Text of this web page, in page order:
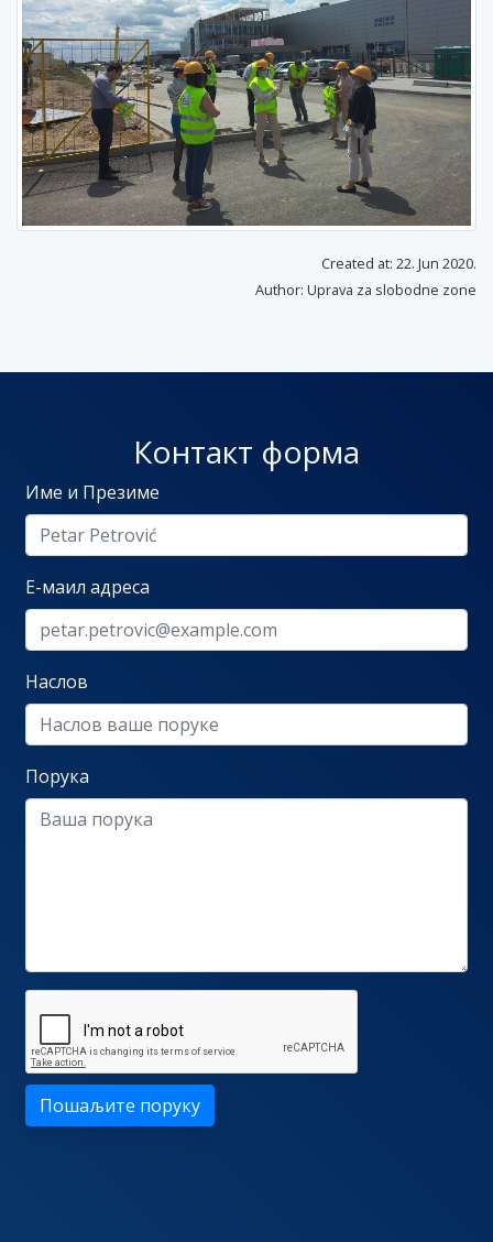
Created at: 22. Jun 2020.
Author: Uprava za slobodne zone
Контакт форма
Име и Презиме
Е-маил адреса
Наслов
Порука
Пошаљите поруку